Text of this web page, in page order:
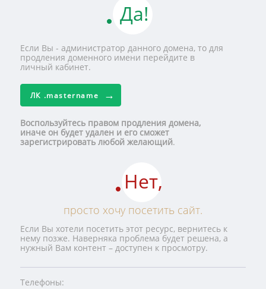
Да!
Если Вы - администратор данного домена, то для
продления доменного имени перейдите в
личный кабинет.
ЛК .mastername
Воспользуйтесь правом продления домена,
иначе он будет удален и его сможет
зарегистрировать любой желающий.
Нет,
просто хочу посетить сайт.
Если Вы хотели посетить этот ресурс, вернитесь к
нему позже. Наверняка проблема будет решена, а
нужный Вам контент – доступен к просмотру.
Телефоны: